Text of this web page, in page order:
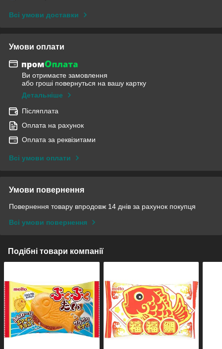
Всі умови доставки
Умови оплати
Ви отримаєте замовлення
або гроші повернуться на вашу картку
Детальніше
Післяплата
Оплата на рахунок
Оплата за реквізитами
Всі умови оплати
Умови повернення
Повернення товару впродовж 14 днів за рахунок покупця
Всі умови повернення
Подібні товари компанії